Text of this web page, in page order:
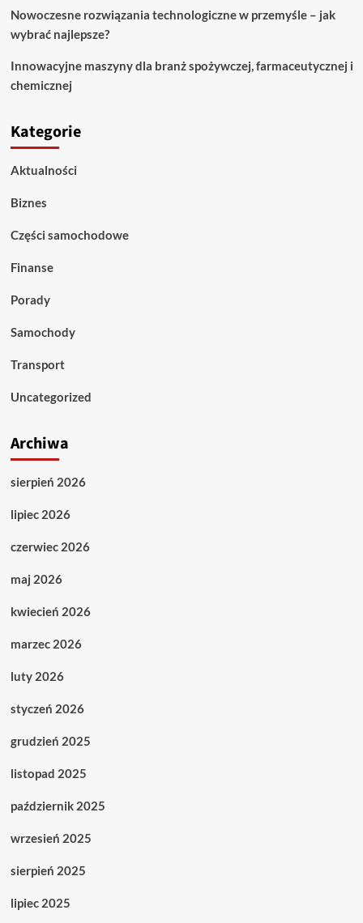
Nowoczesne rozwiązania technologiczne w przemyśle – jak
wybrać najlepsze?
Innowacyjne maszyny dla branż spożywczej, farmaceutycznej i
chemicznej
Kategorie
Aktualności
Biznes
Części samochodowe
Finanse
Porady
Samochody
Transport
Uncategorized
Archiwa
sierpień 2026
lipiec 2026
czerwiec 2026
maj 2026
kwiecień 2026
marzec 2026
luty 2026
styczeń 2026
grudzień 2025
listopad 2025
październik 2025
wrzesień 2025
sierpień 2025
lipiec 2025